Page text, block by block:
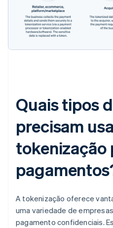
Quais tipos
precisam
tokenização
A tokenização oferece
uma variedade de
pagamento confidenciais.